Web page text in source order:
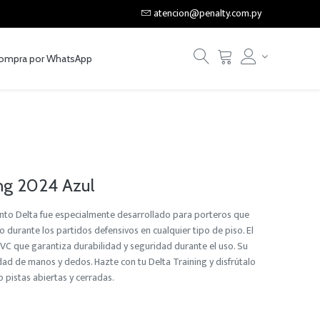
atencion@penalty.com.py
por WhatsApp
2024 Azul
Delta fue especialmente desarrollado para porteros que
los partidos defensivos en cualquier tipo de piso. El
que garantiza durabilidad y seguridad durante el uso. Su
de manos y dedos. Hazte con tu Delta Training y disfrútalo
pistas abiertas y cerradas.